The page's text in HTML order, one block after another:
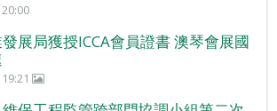
展局獲授ICCA會員證書 澳琴會展國